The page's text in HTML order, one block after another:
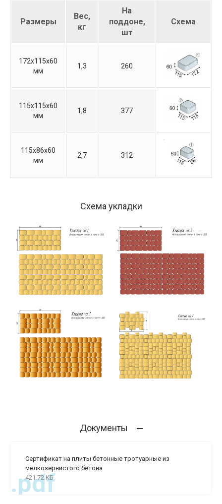
Размеры
Вес,
кг
На
поддоне,
шт
Схема
172х115х60
мм
1,3 260
115х115х60
мм
1,8 377
115х86х60
мм
2,7 312
Схема укладки
Документы
Сертификат на плиты бетонные тротуарные из
мелкозернистого бетона
421.72 КБ
.pdf